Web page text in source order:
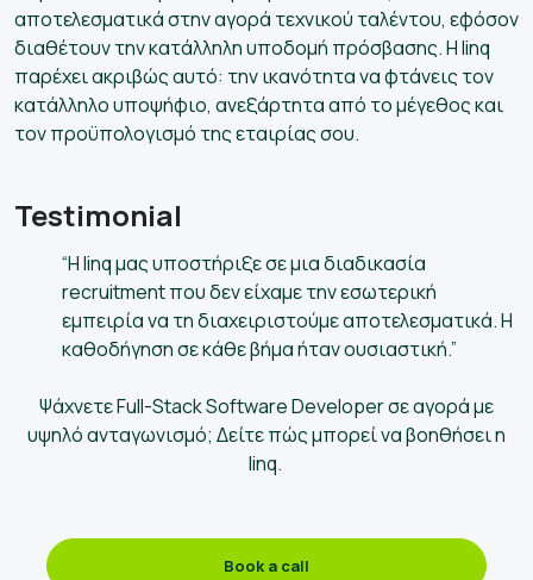
αποτελεσματικά στην αγορά τεχνικού ταλέντου, εφόσον
διαθέτουν την κατάλληλη υποδομή πρόσβασης. Η linq
παρέχει ακριβώς αυτό: την ικανότητα να φτάνεις τον
κατάλληλο υποψήφιο, ανεξάρτητα από το μέγεθος και
τον προϋπολογισμό της εταιρίας σου.
Testimonial
“Η linq μας υποστήριξε σε μια διαδικασία
recruitment που δεν είχαμε την εσωτερική
εμπειρία να τη διαχειριστούμε αποτελεσματικά. Η
καθοδήγηση σε κάθε βήμα ήταν ουσιαστική.”
Ψάχνετε Full-Stack Software Developer σε αγορά με
υψηλό ανταγωνισμό; Δείτε πώς μπορεί να βοηθήσει η
linq.
Book a call